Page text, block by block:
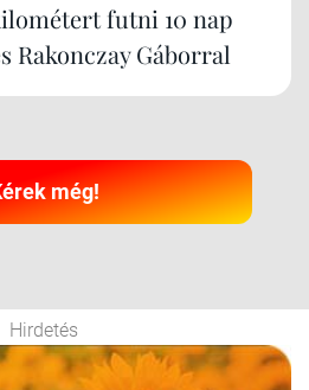
futni 10 nap
Rakonczay Gáborral
még!
Hirdetés